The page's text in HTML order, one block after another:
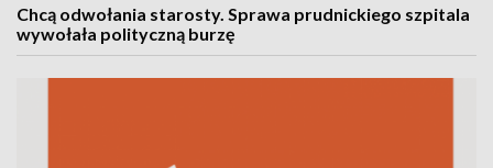
Chcą odwołania starosty. Sprawa prudnickiego szpitala
wywołała polityczną burzę